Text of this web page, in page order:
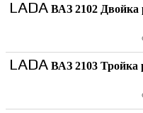
LADA ВАЗ 2102 Двойка
LADA ВАЗ 2103 Тройка